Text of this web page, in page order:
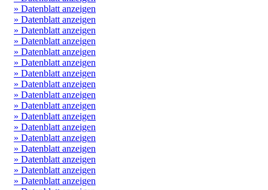
» Datenblatt anzeigen
» Datenblatt anzeigen
» Datenblatt anzeigen
» Datenblatt anzeigen
» Datenblatt anzeigen
» Datenblatt anzeigen
» Datenblatt anzeigen
» Datenblatt anzeigen
» Datenblatt anzeigen
» Datenblatt anzeigen
» Datenblatt anzeigen
» Datenblatt anzeigen
» Datenblatt anzeigen
» Datenblatt anzeigen
» Datenblatt anzeigen
» Datenblatt anzeigen
» Datenblatt anzeigen